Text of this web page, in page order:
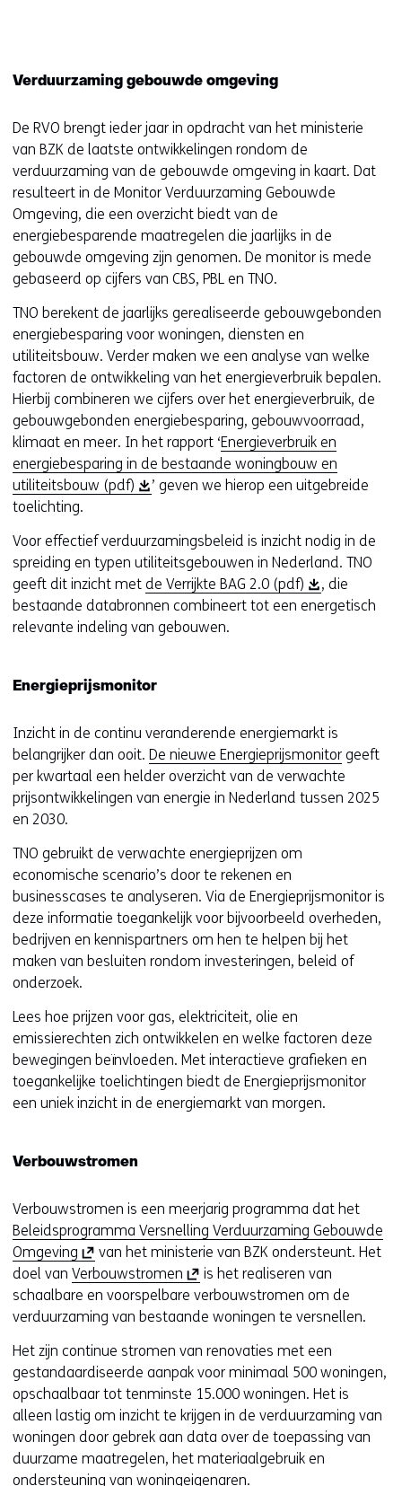
e
n
s
t
r
)
v
n
s
r
n
i
e
u
w
v
e
n
s
)
i
n
i
e
u
w
v
e
n
e
Verduurzaming gebouwde omgeving
De RVO brengt ieder jaar in opdracht van het ministerie
van BZK de laatste ontwikkelingen rondom de
verduurzaming van de gebouwde omgeving in kaart. Dat
resulteert in de Monitor Verduurzaming Gebouwde
Omgeving, die een overzicht biedt van de
energiebesparende maatregelen die jaarlijks in de
gebouwde omgeving zijn genomen. De monitor is mede
gebaseerd op cijfers van CBS, PBL en TNO.
TNO berekent de jaarlijks gerealiseerde gebouwgebonden
energiebesparing voor woningen, diensten en
utiliteitsbouw. Verder maken we een analyse van welke
factoren de ontwikkeling van het energieverbruik bepalen.
Hierbij combineren we cijfers over het energieverbruik, de
gebouwgebonden energiebesparing, gebouwvoorraad,
klimaat en meer. In het rapport ‘Energieverbruik en
energiebesparing in de bestaande woningbouw en
utiliteitsbouw (pdf)
e
n
t
i
n
i
w
v
e
n
t
e
r
)
’ geven we hierop een uitgebreide
toelichting.
Voor effectief verduurzamingsbeleid is inzicht nodig in de
spreiding en typen utiliteitsgebouwen in Nederland. TNO
geeft dit inzicht met de Verrijkte BAG 2.0 (pdf)
o
n
n
i
e
n
s
t
e
, die
bestaande databronnen combineert tot een energetisch
relevante indeling van gebouwen.
Energieprijsmonitor
Inzicht in de continu veranderende energiemarkt is
belangrijker dan ooit. De nieuwe Energieprijsmonitor geeft
per kwartaal een helder overzicht van de verwachte
prijsontwikkelingen van energie in Nederland tussen 2025
en 2030.
TNO gebruikt de verwachte energieprijzen om
economische scenario’s door te rekenen en
businesscases te analyseren. Via de Energieprijsmonitor is
deze informatie toegankelijk voor bijvoorbeeld overheden,
bedrijven en kennispartners om hen te helpen bij het
maken van besluiten rondom investeringen, beleid of
onderzoek.
Lees hoe prijzen voor gas, elektriciteit, olie en
emissierechten zich ontwikkelen en welke factoren deze
bewegingen beïnvloeden. Met interactieve grafieken en
toegankelijke toelichtingen biedt de Energieprijsmonitor
een uniek inzicht in de energiemarkt van morgen.
Verbouwstromen
Verbouwstromen is een meerjarig programma dat het
Beleidsprogramma Versnelling Verduurzaming Gebouwde
Omgeving (
o
p
e
t
i
n
n
e
van het ministerie van BZK ondersteunt. Het
doel van Verbouwstromen (
o
p
n
t
i
n
n
i
is het realiseren van
schaalbare en voorspelbare verbouwstromen om de
verduurzaming van bestaande woningen te versnellen.
Het zijn continue stromen van renovaties met een
gestandaardiseerde aanpak voor minimaal 500 woningen,
opschaalbaar tot tenminste 15.000 woningen. Het is
alleen lastig om inzicht te krijgen in de verduurzaming van
woningen door gebrek aan data over de toepassing van
duurzame maatregelen, het materiaalgebruik en
ondersteuning van woningeigenaren.